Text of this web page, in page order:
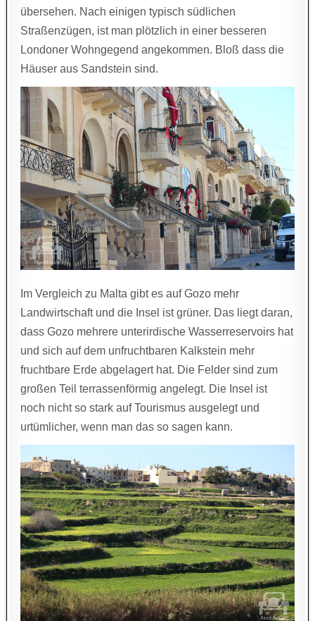
übersehen. Nach einigen typisch südlichen
Straßenzügen, ist man plötzlich in einer besseren
Londoner Wohngegend angekommen. Bloß dass die
Häuser aus Sandstein sind.
Im Vergleich zu Malta gibt es auf Gozo mehr
Landwirtschaft und die Insel ist grüner. Das liegt daran,
dass Gozo mehrere unterirdische Wasserreservoirs hat
und sich auf dem unfruchtbaren Kalkstein mehr
fruchtbare Erde abgelagert hat. Die Felder sind zum
großen Teil terrassenförmig angelegt. Die Insel ist
noch nicht so stark auf Tourismus ausgelegt und
urtümlicher, wenn man das so sagen kann.